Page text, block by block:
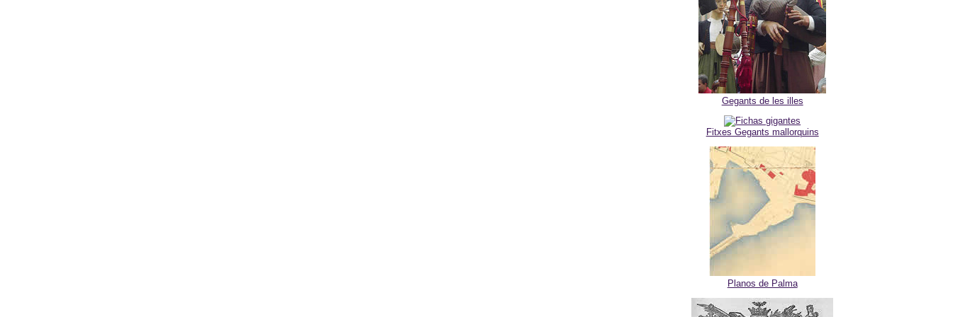
Gegants de les illes
Fitxes Gegants mallorquins
Planos de Palma